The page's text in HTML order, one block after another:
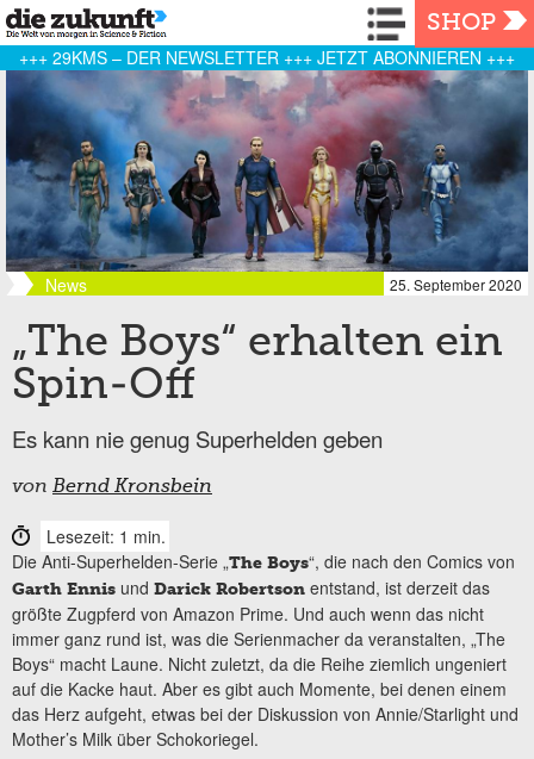
Navigation
SHOP
+++ 29KMS – DER NEWSLETTER +++ JETZT ABONNIEREN +++
News 25. September 2020
„The Boys“ erhalten ein
Spin-Off
Es kann nie genug Superhelden geben
von Bernd Kronsbein
Lesezeit: 1 min.
Die Anti-Superhelden-Serie „The Boys“, die nach den Comics von
Garth Ennis und Darick Robertson entstand, ist derzeit das
größte Zugpferd von Amazon Prime. Und auch wenn das nicht
immer ganz rund ist, was die Serienmacher da veranstalten, „The
Boys“ macht Laune. Nicht zuletzt, da die Reihe ziemlich ungeniert
auf die Kacke haut. Aber es gibt auch Momente, bei denen einem
das Herz aufgeht, etwas bei der Diskussion von Annie/Starlight und
Mother’s Milk über Schokoriegel.